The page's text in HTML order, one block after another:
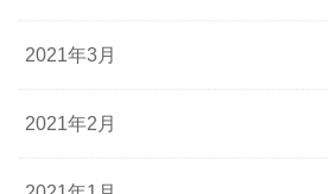
2021年3月
2021年2月